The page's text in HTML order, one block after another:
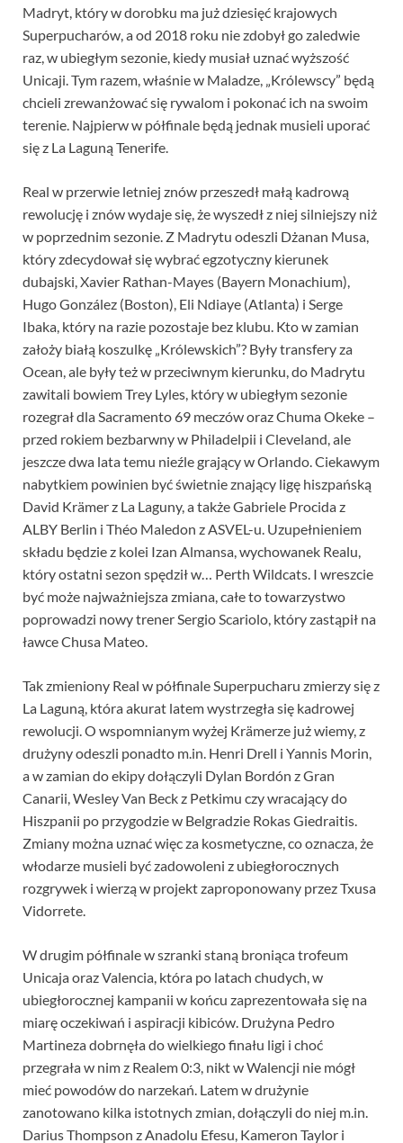
Madryt, który w dorobku ma już dziesięć krajowych
Superpucharów, a od 2018 roku nie zdobył go zaledwie
raz, w ubiegłym sezonie, kiedy musiał uznać wyższość
Unicaji. Tym razem, właśnie w Maladze, „Królewscy” będą
chcieli zrewanżować się rywalom i pokonać ich na swoim
terenie. Najpierw w półfinale będą jednak musieli uporać
się z La Laguną Tenerife.
Real w przerwie letniej znów przeszedł małą kadrową
rewolucję i znów wydaje się, że wyszedł z niej silniejszy niż
w poprzednim sezonie. Z Madrytu odeszli Dżanan Musa,
który zdecydował się wybrać egzotyczny kierunek
dubajski, Xavier Rathan-Mayes (Bayern Monachium),
Hugo González (Boston), Eli Ndiaye (Atlanta) i Serge
Ibaka, który na razie pozostaje bez klubu. Kto w zamian
założy białą koszulkę „Królewskich”? Były transfery za
Ocean, ale były też w przeciwnym kierunku, do Madrytu
zawitali bowiem Trey Lyles, który w ubiegłym sezonie
rozegrał dla Sacramento 69 meczów oraz Chuma Okeke –
przed rokiem bezbarwny w Philadelpii i Cleveland, ale
jeszcze dwa lata temu nieźle grający w Orlando. Ciekawym
nabytkiem powinien być świetnie znający ligę hiszpańską
David Krämer z La Laguny, a także Gabriele Procida z
ALBY Berlin i Théo Maledon z ASVEL-u. Uzupełnieniem
składu będzie z kolei Izan Almansa, wychowanek Realu,
który ostatni sezon spędził w… Perth Wildcats. I wreszcie
być może najważniejsza zmiana, całe to towarzystwo
poprowadzi nowy trener Sergio Scariolo, który zastąpił na
ławce Chusa Mateo.
Tak zmieniony Real w półfinale Superpucharu zmierzy się z
La Laguną, która akurat latem wystrzegła się kadrowej
rewolucji. O wspomnianym wyżej Krämerze już wiemy, z
drużyny odeszli ponadto m.in. Henri Drell i Yannis Morin,
a w zamian do ekipy dołączyli Dylan Bordón z Gran
Canarii, Wesley Van Beck z Petkimu czy wracający do
Hiszpanii po przygodzie w Belgradzie Rokas Giedraitis.
Zmiany można uznać więc za kosmetyczne, co oznacza, że
włodarze musieli być zadowoleni z ubiegłorocznych
rozgrywek i wierzą w projekt zaproponowany przez Txusa
Vidorrete.
W drugim półfinale w szranki staną broniąca trofeum
Unicaja oraz Valencia, która po latach chudych, w
ubiegłorocznej kampanii w końcu zaprezentowała się na
miarę oczekiwań i aspiracji kibiców. Drużyna Pedro
Martineza dobrnęła do wielkiego finału ligi i choć
przegrała w nim z Realem 0:3, nikt w Walencji nie mógł
mieć powodów do narzekań. Latem w drużynie
zanotowano kilka istotnych zmian, dołączyli do niej m.in.
Darius Thompson z Anadolu Efesu, Kameron Taylor i